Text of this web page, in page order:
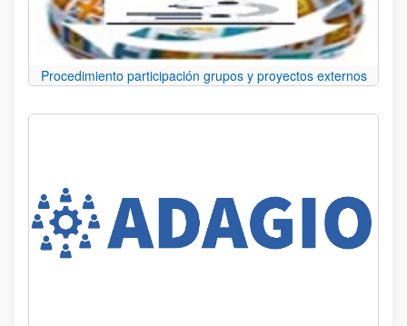
Procedimiento participación grupos y proyectos externos